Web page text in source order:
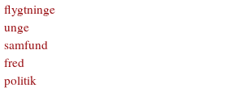
flygtninge
unge
samfund
fred
politik